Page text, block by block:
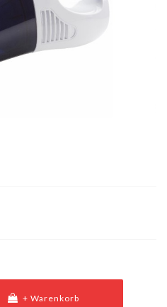
+ Warenkorb